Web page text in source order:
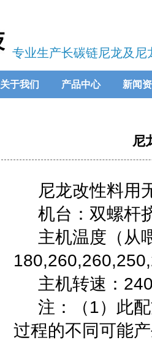
专业生产长碳链尼龙及尼
关于我们 产品中心 新闻
尼
尼龙改性料用
机台：双螺杆
主机温度（从
主机转速：
注：（1）此配
过程的不同可能